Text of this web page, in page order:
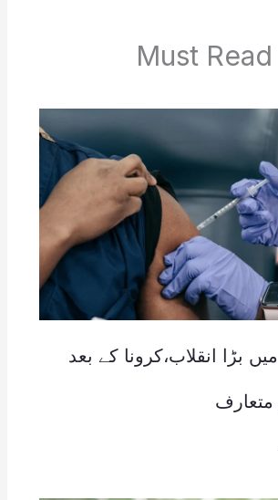
Must Read
بڑا انقلاب،کرونا کے بعد
متعارف